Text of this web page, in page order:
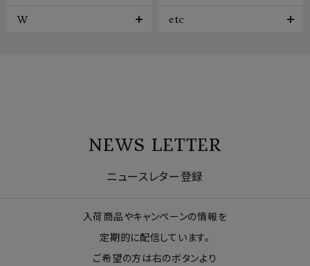
W etc
NEWS LETTER
ニュースレター登録
入荷商品やキャンペーンの情報を
定期的に配信しています。
ご希望の方は右のボタンより